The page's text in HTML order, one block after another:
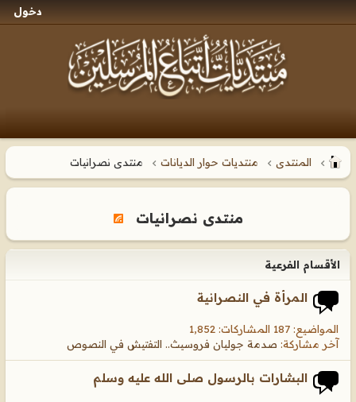
دخول
المنتدى منتديات حوار الديانات منتدى نصرانيات
منتدى نصرانيات
الأقسام الفرعية
المرأة في النصرانية
المواضيع: 187 المشاركات: 1,852
آخر مشاركة: صدمة جوليان فروسيث.. التفتيش في النصوص
البشارات بالرسول صلى الله عليه وسلم